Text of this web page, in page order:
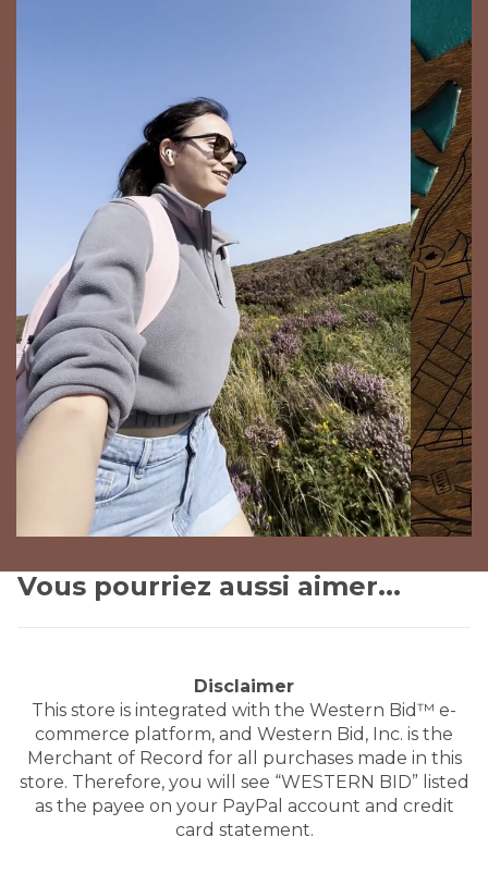
Vous pourriez aussi aimer...
Disclaimer
This store is integrated with the Western Bid™ e-
commerce platform, and Western Bid, Inc. is the
Merchant of Record for all purchases made in this
store. Therefore, you will see “WESTERN BID” listed
as the payee on your PayPal account and credit
card statement.